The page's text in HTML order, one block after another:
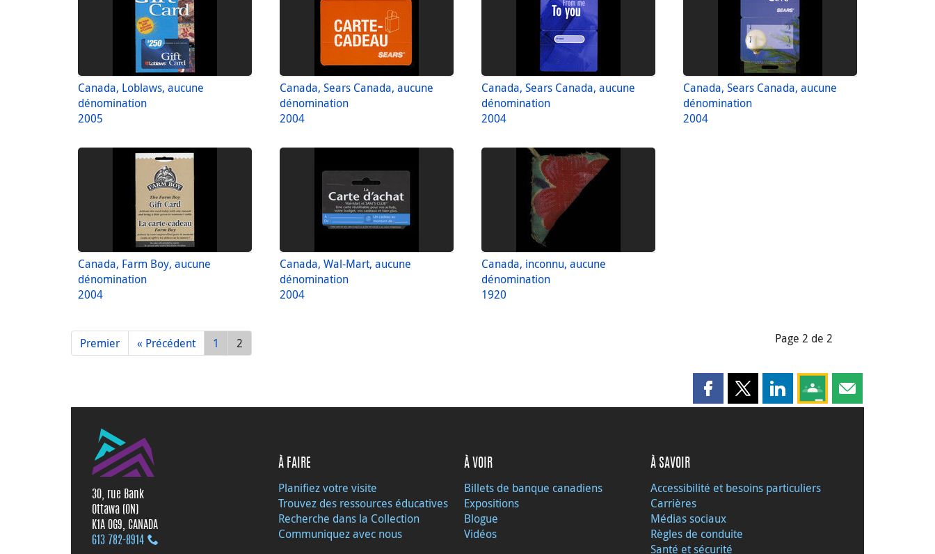
Canada, Loblaws, aucune
dénomination
2005
Canada, Sears Canada, aucune
dénomination
2004
Canada, Sears Canada, aucune
dénomination
2004
Canada, Sears Canada, aucune
dénomination
2004
Canada, Farm Boy, aucune
dénomination
2004
Canada, Wal-Mart, aucune
dénomination
2004
Canada, inconnu, aucune
dénomination
1920
Premier « Précédent 1 2 Page 2 de 2
Partager cette page sur Facebook
Partager cette page sur X
Partager cette page sur
Partagez cette page sur
Partager cette
30, rue Bank
Ottawa (ON)
K1A 0G9, CANADA
613 782‑8914
À FAIRE
Planifiez votre visite
Trouvez des ressources éducatives
Recherche dans la Collection
Communiquez avec nous
À VOIR
Billets de banque canadiens
Expositions
Blogue
Vidéos
À SAVOIR
Accessibilité et besoins particuliers
Carrières
Médias sociaux
Règles de conduite
Santé et sécurité